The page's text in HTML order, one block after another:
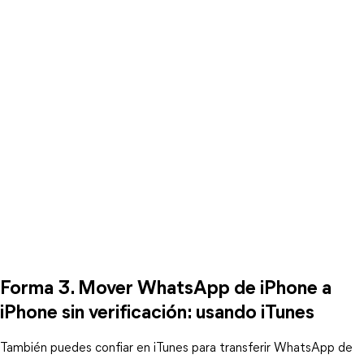
Forma 3. Mover WhatsApp de iPhone a
iPhone sin verificación: usando iTunes
También puedes confiar en iTunes para transferir WhatsApp de